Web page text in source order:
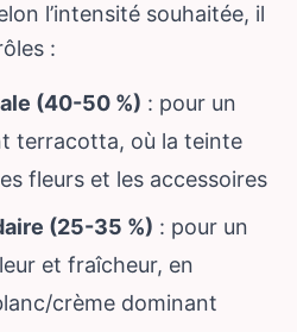
l’intensité souhaitée, il
:
(40-50 %) : pour un
terracotta, où la teinte
fleurs et les accessoires
(25-35 %) : pour un
et fraîcheur, en
crème dominant